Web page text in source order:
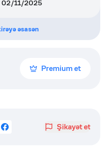
02/11/2025
əsasən
Premium et
Şikayət et